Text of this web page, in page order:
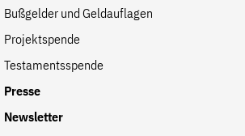
Bußgelder und Geldauflagen
Projektspende
Testamentsspende
Presse
Newsletter